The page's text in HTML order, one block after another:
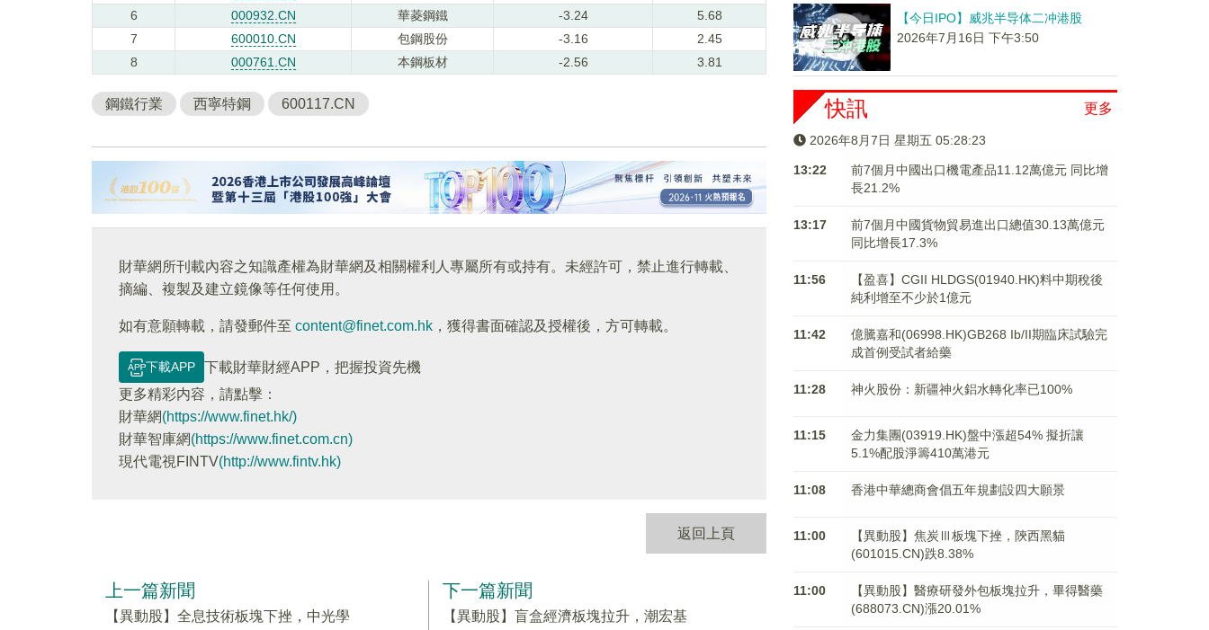
6
000932.CN 華菱鋼鐵 -3.24
5.68
7
600010.CN 包鋼股份 -3.16
2.45
8
000761.CN 本鋼板材 -2.56 3.81
鋼鐵行業 西寧特鋼 600117.CN
財華網所刊載內容之知識產權為財華網及相關權利人專屬所有或持有。未經許可，禁止進行轉載、
摘編、複製及建立鏡像等任何使用。
如有意願轉載，請發郵件至 content@finet.com.hk ，獲得書面確認及授權後，方可轉載。
下載APP
下載財華財經APP，把握投資先機
更多精彩内容，請點擊：
財華網(https://www.finet.hk/)
財華智庫網(https://www.finet.com.cn)
現代電視FINTV(http://www.fintv.hk)
返回上頁
上一篇新聞
【異動股】全息技術板塊下挫，中光學
下一篇新聞
【異動股】盲盒經濟板塊拉升，潮宏基
【今日IPO】威兆半导体二冲港股
2026年7月16日 下午3:50
更多
快訊
2026年8月7日 星期五 05:28:24
13:22
前7個月中國出口機電產品11.12萬億元 同比增
長21.2%
13:17
前7個月中國貨物貿易進出口總值30.13萬億元
同比增長17.3%
11:56
【盈喜】CGII HLDGS(01940.HK)料中期稅後
純利增至不少於1億元
11:42
億騰嘉和(06998.HK)GB268 Ib/II期臨床試驗完
成首例受試者給藥
11:28 神火股份：新疆神火鋁水轉化率已100%
11:15
金力集團(03919.HK)盤中漲超54% 擬折讓
5.1%配股淨籌410萬港元
11:08 香港中華總商會倡五年規劃設四大願景
11:00
【異動股】焦炭Ⅲ板塊下挫，陝西黑貓
(601015.CN)跌8.38%
11:00
【異動股】醫療研發外包板塊拉升，畢得醫藥
(688073.CN)漲20.01%